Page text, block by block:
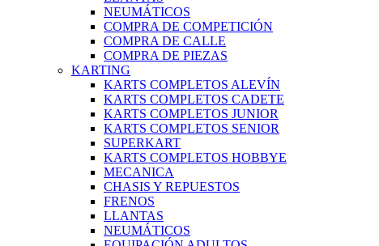
NEUMÁTICOS
COMPRA DE COMPETICIÓN
COMPRA DE CALLE
COMPRA DE PIEZAS
KARTING
KARTS COMPLETOS ALEVÍN
KARTS COMPLETOS CADETE
KARTS COMPLETOS JUNIOR
KARTS COMPLETOS SENIOR
SUPERKART
KARTS COMPLETOS HOBBYE
MECANICA
CHASIS Y REPUESTOS
FRENOS
LLANTAS
NEUMÁTICOS